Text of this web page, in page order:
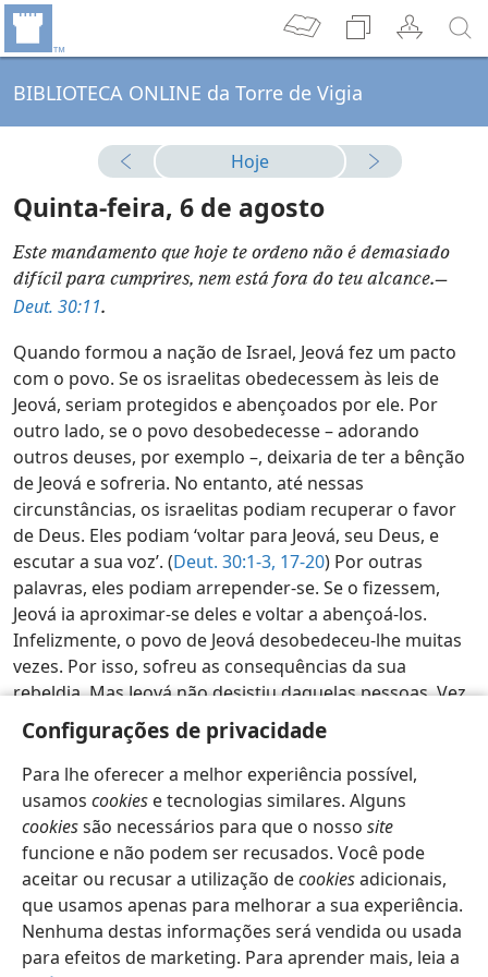
Configurações de privacidade
Para lhe oferecer a melhor experiência possível,
usamos cookies e tecnologias similares. Alguns
cookiessão necessários para que o nosso site
funcione e não podem ser recusados. Você pode
aceitar ou recusar a utilização decookiesadicionais,
que usamos apenas para melhorar a sua experiência.
Nenhuma destas informações será vendida ou usada
para efeitos de marketing. Para aprender mais, leia a
BIBLIOTECA ONLINE da Torre de Vigia
Hoje
Quinta-feira, 6 de agosto
Este mandamento que hoje te ordeno não é demasiado
difícil para cumprires, nem está fora do teu alcance.—
Deut. 30:11.
Quando formou a nação de Israel, Jeová fez um pacto
com o povo. Se os israelitas obedecessem às leis de
Jeová, seriam protegidos e abençoados por ele. Por
outro lado, se o povo desobedecesse – adorando
outros deuses, por exemplo –, deixaria de ter a bênção
de Jeová e sofreria. No entanto, até nessas
circunstâncias, os israelitas podiam recuperar o favor
de Deus. Eles podiam ‘voltar para Jeová, seu Deus, e
escutar a sua voz’. (Deut. 30:1-3, 17-20) Por outras
palavras, eles podiam arrepender-se. Se o fizessem,
Jeová ia aproximar-se deles e voltar a abençoá-los.
Infelizmente, o povo de Jeová desobedeceu-lhe muitas
vezes. Por isso, sofreu as consequências da sua
rebeldia. Mas Jeová não desistiu daquelas pessoas. Vez
após vez, ele enviava os seus profetas para lhes dar
avisos e ajudá-las a arrependerem-se e a voltarem para
ele. —2 Reis 17:13, 14.w24.0832:4-5
Examine as Escrituras Diariamente — 2026
Língua Gestual PortuguesaPartilhar Preferências
Copyright © 2026 Watch Tower Bible and Tract Society of Pennsylvania
Termos de Utilização
Política de Privacidade
Definições de Segurança
JW.ORG Entrar